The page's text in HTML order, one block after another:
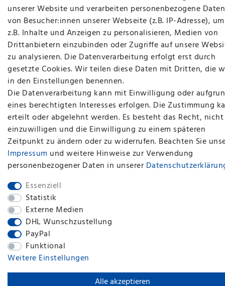
unserer Website und verarbeiten personenbezogene Daten
von Besucher:innen unserer Webseite (z.B. IP-Adresse), um
z.B. Inhalte und Anzeigen zu personalisieren, Medien von
Drittanbietern einzubinden oder Zugriffe auf unsere
zu analysieren. Die Datenverarbeitung erfolgt erst durch
gesetzte Cookies. Wir teilen diese Daten mit Dritten, die
in den Einstellungen benennen.
Die Datenverarbeitung kann mit Einwilligung oder
eines berechtigten Interesses erfolgen. Die Zustimmung
erteilt oder abgelehnt werden. Es besteht das Recht, nicht
einzuwilligen und die Einwilligung zu einem späteren
Zeitpunkt zu ändern oder zu widerrufen. Beachten Sie
Impressum und weitere Hinweise zur Verwendung
personenbezogener Daten in unserer
Essenziell
Statistik
Externe Medien
DHL Wunschzustellung
PayPal
Funktional
Weitere Einstellungen
Alle akzeptieren
plentymarkets Template von Plenty Lions
BACK TO TOP